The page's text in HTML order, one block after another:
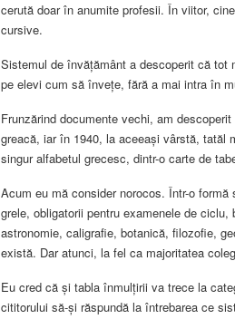
cerută doar în anumite profesii. În viitor,
cursive.
Sistemul de învățământ a descoperit că
pe elevi cum să învețe, fără a mai intra în
Frunzărind documente vechi, am
greacă, iar în 1940, la aceeași vârstă,
singur alfabetul grecesc, dintr-o carte de
Acum eu mă consider norocos. Într-o
grele, obligatorii pentru examenele de
astronomie, caligrafie, botanică, filozofie,
există. Dar atunci, la fel ca majoritatea
Eu cred că și tabla înmulțirii va trece la
cititorului să-și răspundă la întrebarea ce